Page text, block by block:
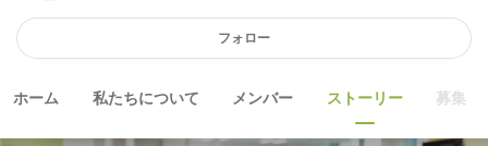
フォロー
ホーム 私たちについて メンバー ストーリー 募集